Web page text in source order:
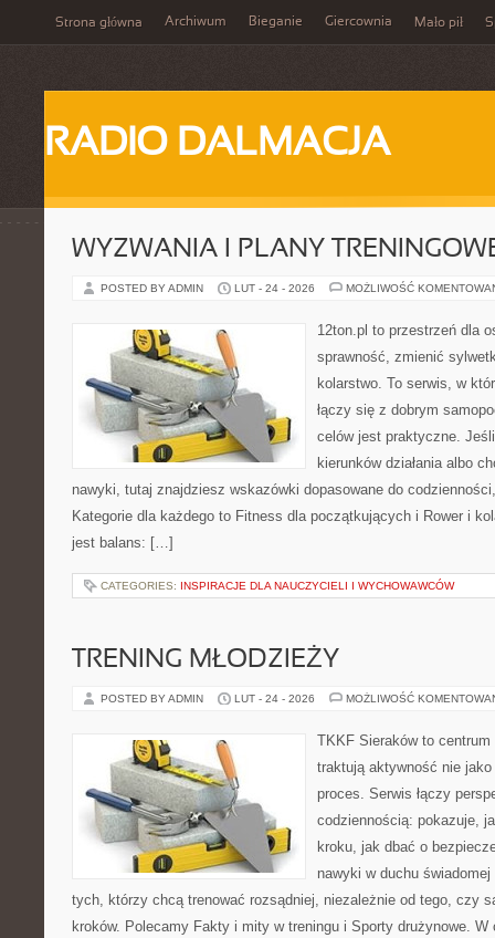
Strona główna Archiwum Bieganie Giercownia Mało pił
RADIO DALMACJA
WYZWANIA I PLANY
POSTED BY ADMIN LUT - 24 - 2026 MOŻLIWOŚĆ
12ton.pl to przestrzeń dla
sprawność, zmienić
kolarstwo. To serwis, w
łączy się z dobrym
celów jest praktyczne.
kierunków działania albo
nawyki, tutaj znajdziesz wskazówki dopasowane do
Kategorie dla każdego to Fitness dla początkujących i Rower i
jest balans: […]
CATEGORIES: INSPIRACJE DLA NAUCZYCIELI I WYCHOWAWCÓW
TRENING MŁODZIEŻY
POSTED BY ADMIN LUT - 24 - 2026 MOŻLIWOŚĆ
TKKF Sieraków to
traktują aktywność nie
proces. Serwis łączy
codziennością: pokazuje,
kroku, jak dbać o
nawyki w duchu
tych, którzy chcą trenować rozsądniej, niezależnie od tego, czy
kroków. Polecamy Fakty i mity w treningu i Sporty drużynowe.